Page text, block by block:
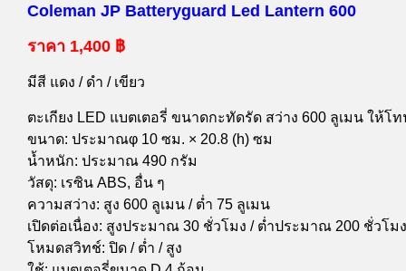
Coleman JP Batteryguard Led Lantern 600
ราคา 1,400 ฿
มีสี แดง / ดำ / เขียว
ตะเกียง LED แบตเตอรี่ ขนาดกะทัดรัด สว่าง 600 ลูเมน ให้
ขนาด: ประมาณφ 10 ซม. × 20.8 (h) ซม
น้ำหนัก: ประมาณ 490 กรัม
วัสดุ: เรซิน ABS, อื่น ๆ
ความสว่าง: สูง 600 ลูเมน / ต่ำ 75 ลูเมน
เปิดต่อเนื่อง: สูงประมาณ 30 ชั่วโมง / ต่ำประมาณ 200 ชั่วโมง
โหมดสวิทช์: ปิด / ต่ำ / สูง